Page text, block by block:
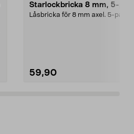
Starlockbricka 8 mm, 5-pack
Låsbricka för 8 mm axel. 5-pack.
59,90